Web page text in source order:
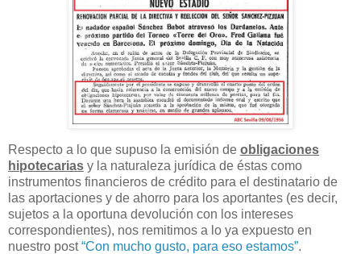
Respecto a lo que supuso la emisión de obligaciones
hipotecarias y la naturaleza jurídica de éstas como
instrumentos financieros de crédito para el destinatario de
las aportaciones y de ahorro para los aportantes (es decir,
sujetos a la oportuna devolución con los intereses
correspondientes), nos remitimos a lo ya expuesto en
nuestro post“Con mucho gusto, para eso estamos”.